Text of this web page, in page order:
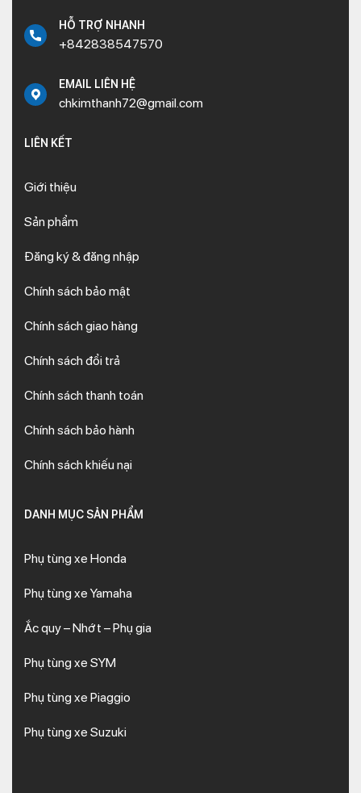
HỖ TRỢ NHANH
+842838547570
EMAIL LIÊN HỆ
chkimthanh72@gmail.com
LIÊN KẾT
Giới thiệu
Sản phẩm
Đăng ký & đăng nhập
Chính sách bảo mật
Chính sách giao hàng
Chính sách đổi trả
Chính sách thanh toán
Chính sách bảo hành
Chính sách khiếu nại
DANH MỤC SẢN PHẨM
Phụ tùng xe Honda
Phụ tùng xe Yamaha
Ắc quy – Nhớt – Phụ gia
Phụ tùng xe SYM
Phụ tùng xe Piaggio
Phụ tùng xe Suzuki